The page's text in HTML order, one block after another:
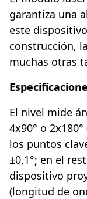
garantiza una
este
construcción,
muchas otras
El nivel mide
4x90° o
los puntos
±0,1°; en el
dispositivo
(longitud de